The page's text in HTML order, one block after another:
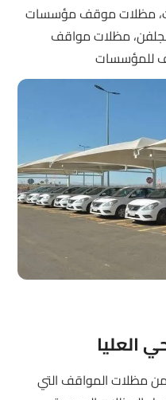
مظلات موقف مؤسسات
مظلات مواقف
العليا
من مظلات المواقف التي